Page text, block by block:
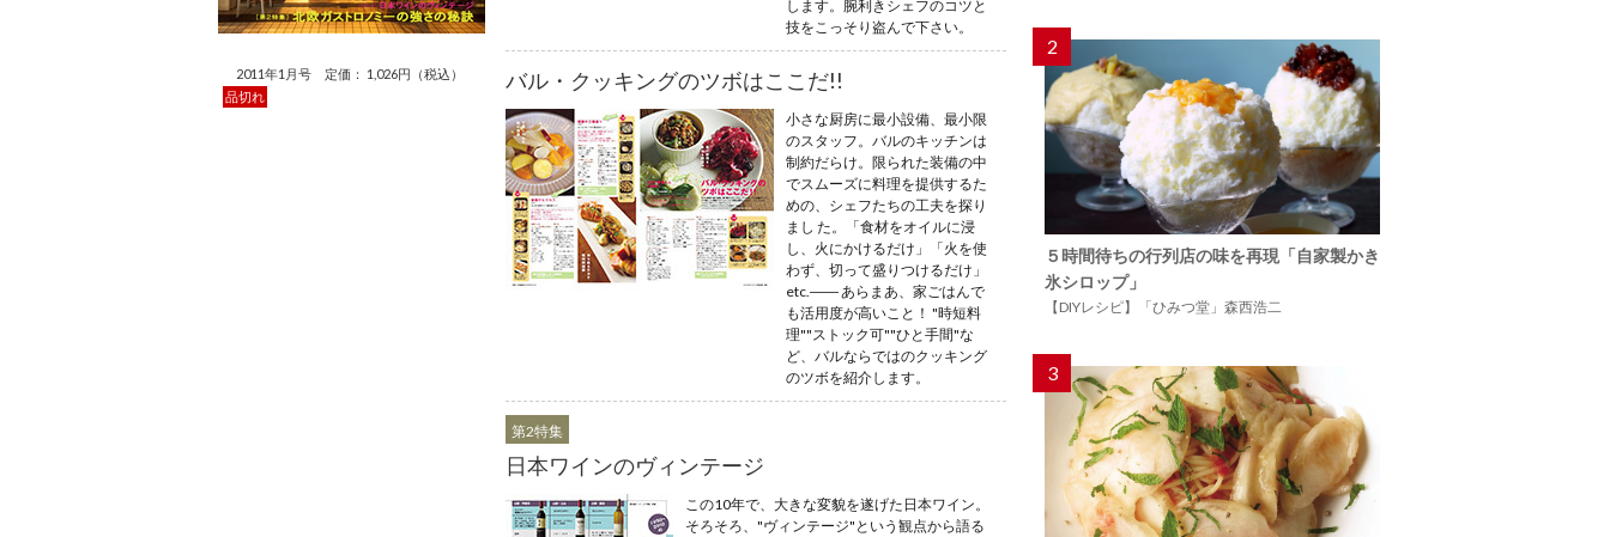
2011年1月号 定価： 1,026円（税込）
品切れ
します。腕利きシェフのコツと
技をこっそり盗んで下さい。
バル・クッキングのツボはここだ!!
小さな厨房に最小設備、最小限
のスタッフ。バルのキッチンは
制約だらけ。限られた装備の中
でスムーズに料理を提供するた
めの、シェフたちの工夫を探り
まし た。「食材をオイルに浸
し、火にかけるだけ」「火を使
わず、切って盛りつけるだけ」
etc.―― あらまあ、家ごはんで
も活用度が高いこと！ "時短料
理""ストック可""ひと手間"な
ど、バルならではのクッキング
のツボを紹介します。
第2特集
日本ワインのヴィンテージ
この10年で、大きな変貌を遂げた日本ワイン。
そろそろ、"ヴィンテージ"という観点から語る
2
５時間待ちの行列店の味を再現「自家製かき
氷シロップ」
【DIYレシピ】「ひみつ堂」森西浩二
3